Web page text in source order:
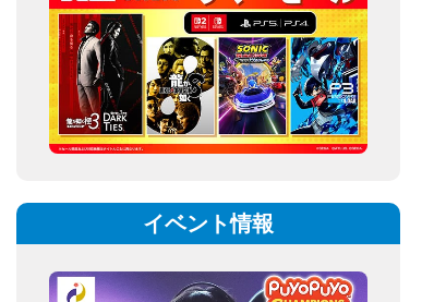
イベント情報